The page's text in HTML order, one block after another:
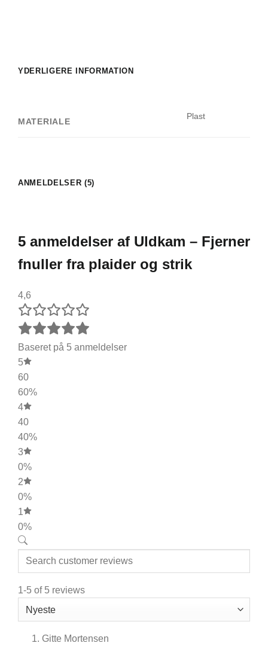
YDERLIGERE INFORMATION
MATERIALE
Plast
ANMELDELSER (5)
5 anmeldelser af Uldkam – Fjerner
fnuller fra plaider og strik
4,6
Baseret på 5 anmeldelser
5
60
60%
4
40
40%
3
0%
2
0%
1
0%
1-5 of 5 reviews
Gitte Mortensen